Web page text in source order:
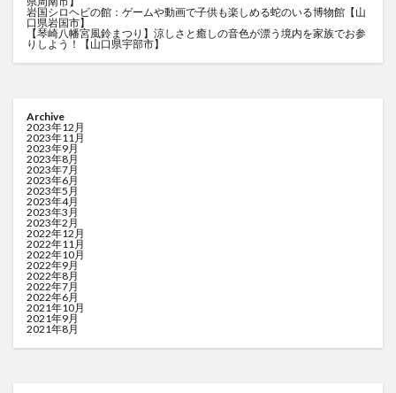
岩国シロヘビの館：ゲームや動画で子供も楽しめる蛇のいる博物館【山
口県岩国市】
【琴崎八幡宮風鈴まつり】涼しさと癒しの音色が漂う境内を家族でお参
りしよう！【山口県宇部市】
Archive
2023年12月
2023年11月
2023年9月
2023年8月
2023年7月
2023年6月
2023年5月
2023年4月
2023年3月
2023年2月
2022年12月
2022年11月
2022年10月
2022年9月
2022年8月
2022年7月
2022年6月
2021年10月
2021年9月
2021年8月